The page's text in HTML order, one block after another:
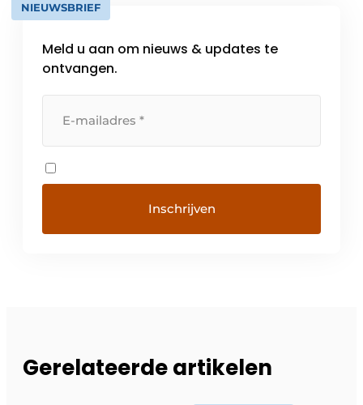
NIEUWSBRIEF
Meld u aan om nieuws & updates te
ontvangen.
Gerelateerde artikelen